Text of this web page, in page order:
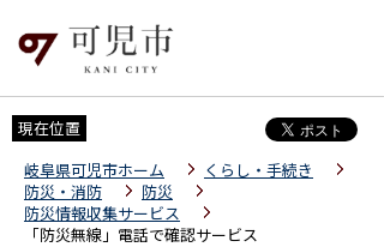
現在位置
岐阜県可児市ホーム
くらし・手続き
防災・消防
防災
防災情報収集サービス
「防災無線」電話で確認サービス